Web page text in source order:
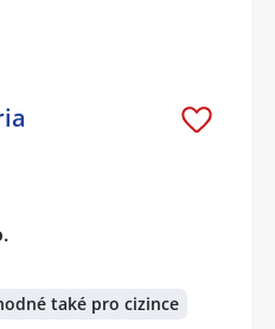
také pro cizince